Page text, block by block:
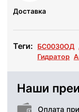
Доставка
Теги: БС0030ОД
Гидратор
Наши
Оплата